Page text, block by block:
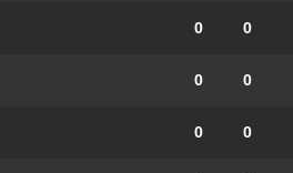
0 0
0 0
0 0